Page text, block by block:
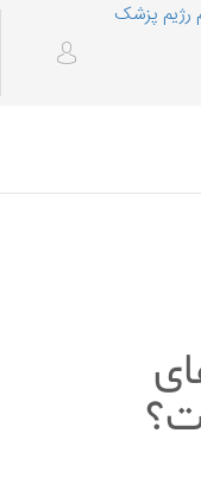
رژیم پزشک